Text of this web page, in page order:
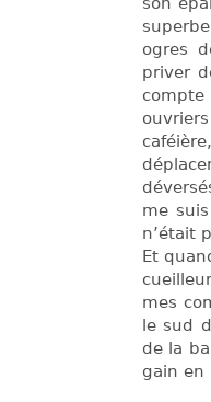
ogres
priver
me
n’était
Et
mes
le sud
de la
gain